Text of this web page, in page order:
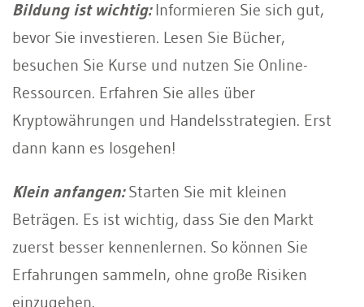
Bildung ist wichtig: Informieren Sie sich gut,
bevor Sie investieren. Lesen Sie Bücher,
besuchen Sie Kurse und nutzen Sie Online-
Ressourcen. Erfahren Sie alles über
Kryptowährungen und Handelsstrategien. Erst
dann kann es losgehen!
Klein anfangen: Starten Sie mit kleinen
Beträgen. Es ist wichtig, dass Sie den Markt
zuerst besser kennenlernen. So können Sie
Erfahrungen sammeln, ohne große Risiken
einzugehen.